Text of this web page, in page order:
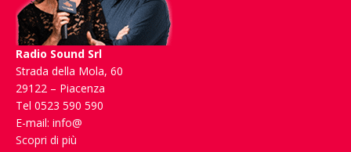
Radio Sound Srl
Strada della Mola, 60
29122 – Piacenza
Tel 0523 590 590
E-mail: info@
Scopri di più